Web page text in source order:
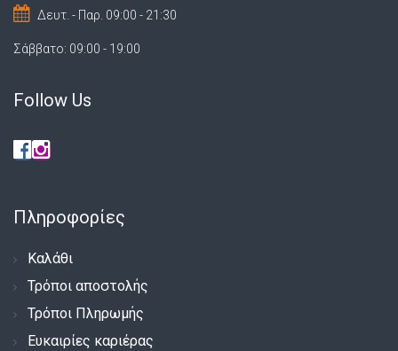
Δευτ. - Παρ. 09:00 - 21:30
Σάββατο: 09:00 - 19:00
Follow Us
Πληροφορίες
Καλάθι
Τρόποι αποστολής
Τρόποι Πληρωμής
Ευκαιρίες καριέρας